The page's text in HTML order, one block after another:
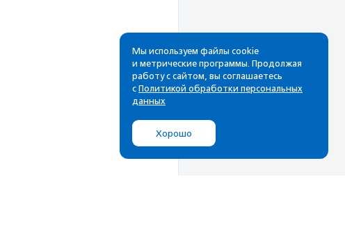
Рассылка
Cамые свежие новости,
почтовом ящике
Мы используем файлы cookie
и метрические программы. Продолжая
работу с сайтом, вы соглашаетесь
с Политикой обработки персональных
данных
Хорошо